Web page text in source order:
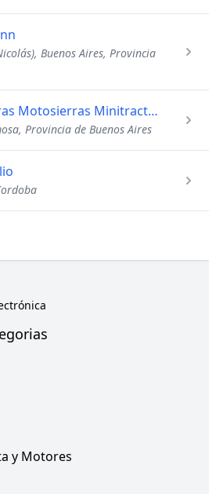
Buenos Aires, Provincia
Italgroup Sa-Cortadoras Motosierras Minitractores-Motoguadañ
Provincia de Buenos Aires
y Motores